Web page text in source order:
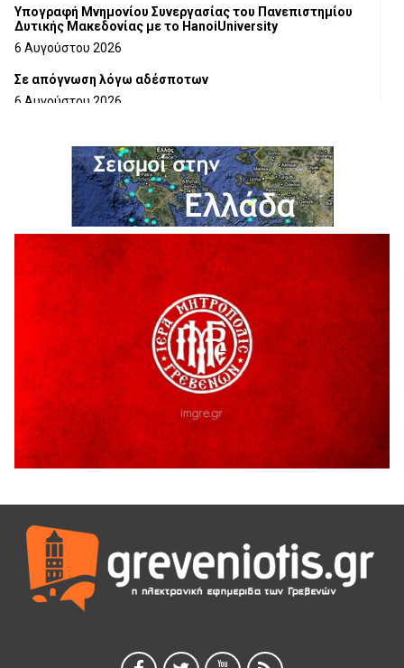
Υπογραφή Μνημονίου Συνεργασίας του Πανεπιστημίου
Δυτικής Μακεδονίας με το HanoiUniversity
6 Αυγούστου 2026
Σε απόγνωση λόγω αδέσποτων
6 Αυγούστου 2026
6 Αυγούστου 2026
Ολοκληρώνεται η ασφαλτόστρωση της οδού Περιβόλι –
6 Αυγούστου 2026
H παραδοχή λαθών είναι (και) δύναμη
5 Αυγούστου 2026
Ο ΑΝΔΡΕΑΣ ΑΣΛΑΝΙΔΗΣ ΣΥΝΕΧΙΖΕΙ ΣΤΟΝ ΠΡΩΤΕΑ
ΓΡΕΒΕΝΩΝ
5 Αυγούστου 2026
Ευχαριστήριο Εκπολιτιστικού Συλλόγου Ταξιάρχη προς κ.
Παρασχάκη Αθανάσιο
5 Αυγούστου 2026
Διακοπή υδροδότησης του Α΄ κλάδου ύδρευσης
5 Αυγούστου 2026
Θερινό Σινεμά στο πλαίσιο του «Πολιτιστικού
Καλοκαιριού 2026» με την βραβευμένη ταινία «Μικρές
Ανάσες».
5 Αυγούστου 2026